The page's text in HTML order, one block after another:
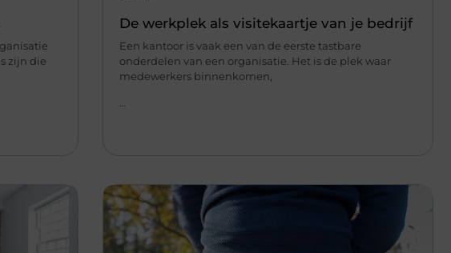
zijn die
De werkplek als visitekaartje van je bedrijf
Een kantoor is vaak een van de eerste tastbare
onderdelen van een organisatie. Het is de plek waar
medewerkers binnenkomen,
...